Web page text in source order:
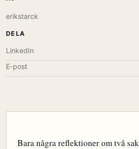
Bara några reflektioner om två
erikstarck
DELA
LinkedIn
E-post